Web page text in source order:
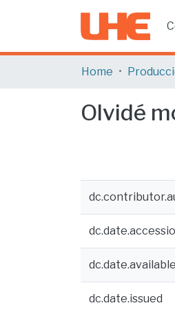
Home
Olvidé
dc.date.available
dc.date.issued